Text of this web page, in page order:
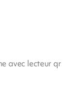
avec lecteur qr